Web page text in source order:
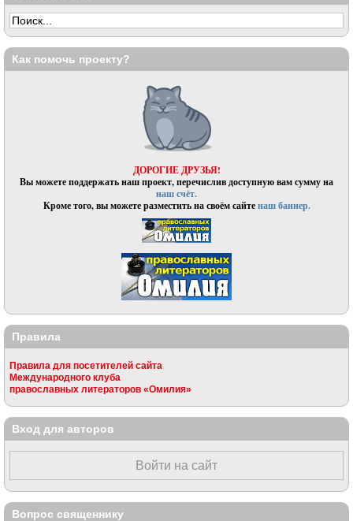
Как помочь проекту?
ДОРОГИЕ ДРУЗЬЯ!
Вы можете поддержать наш проект, перечислив доступную вам сумму на
наш счёт.
Кроме того, вы можете разместить на своём сайтенаш баннер.
Правила
Правила для посетителей сайта
Международного клуба
православных литераторов «Омилия»
Вход для авторов
Войти на сайт
Вопрос священнику